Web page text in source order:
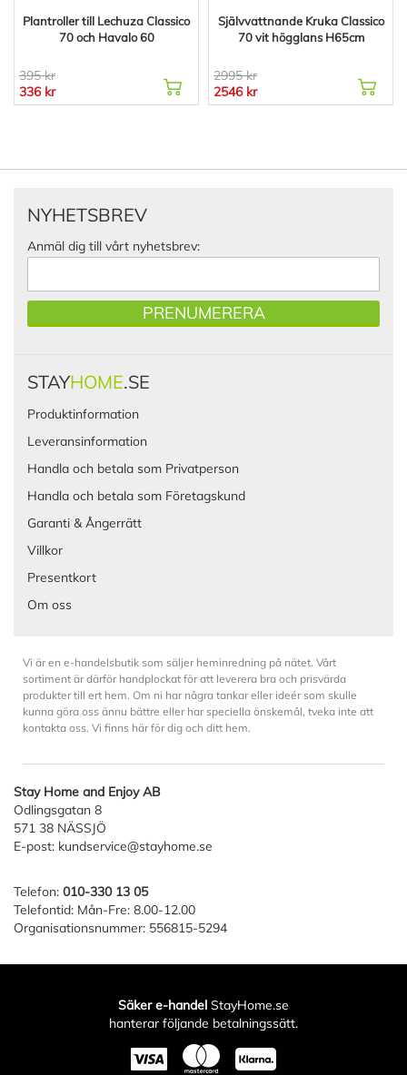
Plantroller till Lechuza Classico
70 och Havalo 60
395 kr
336 kr
Självvattnande Kruka Classico
70 vit högglans H65cm
2995 kr
2546 kr
NYHETSBREV
Anmäl dig till vårt nyhetsbrev:
PRENUMERERA
STAYHOME.SE
Produktinformation
Leveransinformation
Handla och betala som Privatperson
Handla och betala som Företagskund
Garanti & Ångerrätt
Villkor
Presentkort
Om oss
Vi är en e-handelsbutik som säljer heminredning på nätet. Vårt
sortiment är därför handplockat för att leverera bra och prisvärda
produkter till ert hem. Om ni har några tankar eller ideér som skulle
kunna göra oss ännu bättre eller har speciella önskemål, tveka inte att
kontakta oss. Vi finns här för dig och ditt hem.
Stay Home and Enjoy AB
Odlingsgatan 8
571 38 NÄSSJÖ
E-post: kundservice@stayhome.se
Telefon: 010-330 13 05
Telefontid: Mån-Fre: 8.00-12.00
Organisationsnummer: 556815-5294
Säker e-handel StayHome.se
hanterar följande betalningssätt.